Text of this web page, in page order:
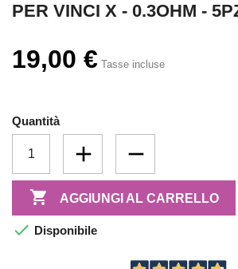
PER VINCI X - 0.3OHM -
19,00 € Tasse incluse
Quantità
 AGGIUNGI AL CARRELLO
 Disponibile